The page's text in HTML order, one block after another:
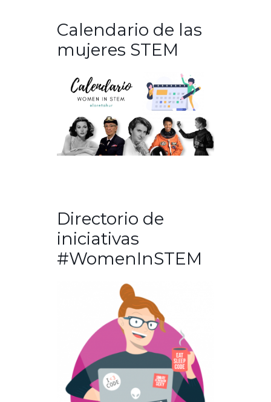
Calendario de las
mujeres STEM
Directorio de
iniciativas
#WomenInSTEM